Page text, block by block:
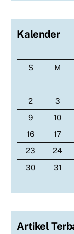
Kalender
S
M
2
3
9
10
16
17
23
24
30
31
Artikel